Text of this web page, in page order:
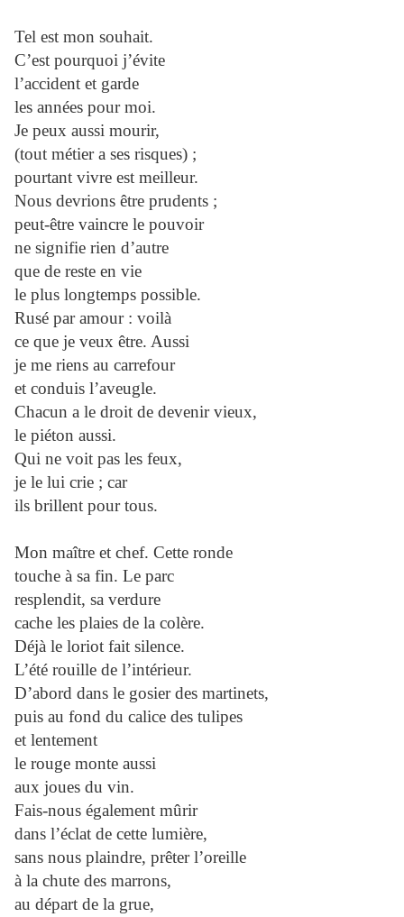
Tel est mon souhait.
C’est pourquoi j’évite
l’accident et garde
les années pour moi.
Je peux aussi mourir,
(tout métier a ses risques) ;
pourtant vivre est meilleur.
Nous devrions être prudents ;
peut-être vaincre le pouvoir
ne signifie rien d’autre
que de reste en vie
le plus longtemps possible.
Rusé par amour : voilà
ce que je veux être. Aussi
je me riens au carrefour
et conduis l’aveugle.
Chacun a le droit de devenir vieux,
le piéton aussi.
Qui ne voit pas les feux,
je le lui crie ; car
ils brillent pour tous.
Mon maître et chef. Cette ronde
touche à sa fin. Le parc
resplendit, sa verdure
cache les plaies de la colère.
Déjà le loriot fait silence.
L’été rouille de l’intérieur.
D’abord dans le gosier des martinets,
puis au fond du calice des tulipes
et lentement
le rouge monte aussi
aux joues du vin.
Fais-nous également mûrir
dans l’éclat de cette lumière,
sans nous plaindre, prêter l’oreille
à la chute des marrons,
au départ de la grue,